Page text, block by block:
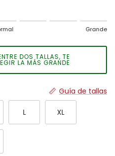
is 2.
Grande
DOS TALLAS, TE
LA MÁS GRANDE
Guía de tallas
L XL